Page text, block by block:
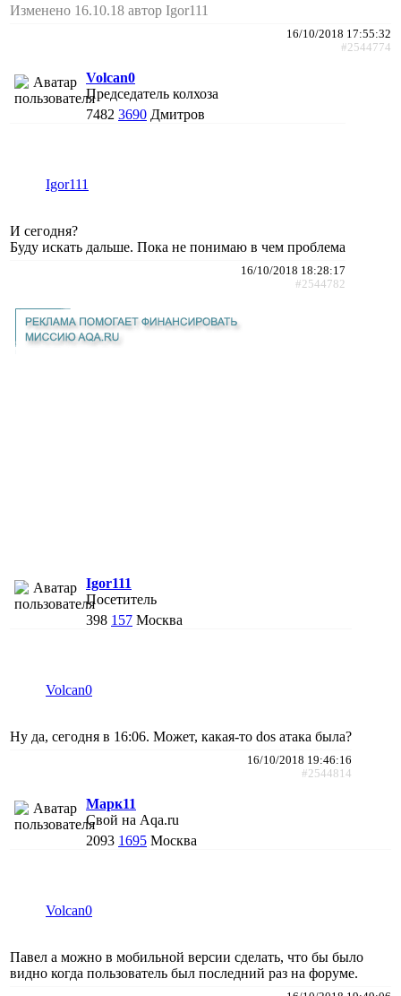
Изменено 16.10.18 автор Igor111
16/10/2018 17:55:32
#2544774
Volcan0
Председатель колхоза
7482 3690 Дмитров
Igor111
И сегодня?
Буду искать дальше. Пока не понимаю в чем проблема
16/10/2018 18:28:17
#2544782
Igor111
Посетитель
398 157 Москва
Volcan0
Ну да, сегодня в 16:06. Может, какая-то dos атака была?
16/10/2018 19:46:16
#2544814
Марк11
Свой на Aqa.ru
2093 1695 Москва
Volcan0
Павел а можно в мобильной версии сделать, что бы было
видно когда пользователь был последний раз на форуме.